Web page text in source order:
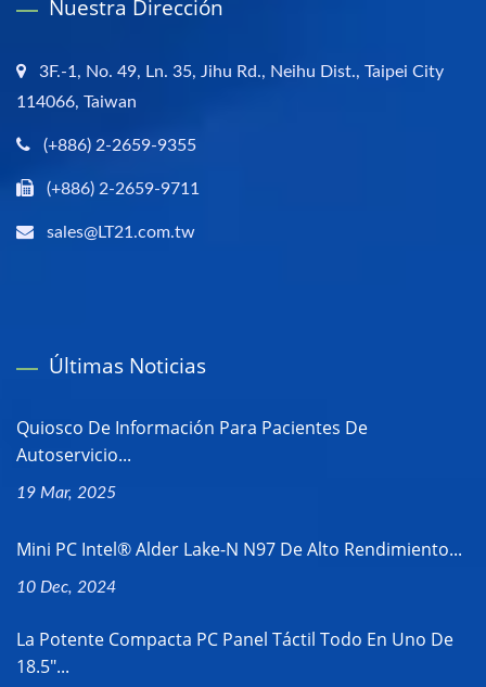
Nuestra Dirección
3F.-1, No. 49, Ln. 35, Jihu Rd., Neihu Dist., Taipei City
114066, Taiwan
(+886) 2-2659-9355
(+886) 2-2659-9711
sales@LT21.com.tw
Últimas Noticias
Quiosco De Información Para Pacientes De
Autoservicio...
19 Mar, 2025
Mini PC Intel® Alder Lake-N N97 De Alto Rendimiento...
10 Dec, 2024
La Potente Compacta PC Panel Táctil Todo En Uno De
18.5"...